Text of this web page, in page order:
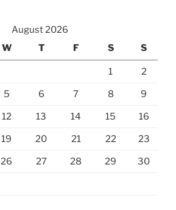
August 2026
W T F S S
1 2
5 6 7 8 9
12 13 14 15 16
19 20 21 22 23
26 27 28 29 30